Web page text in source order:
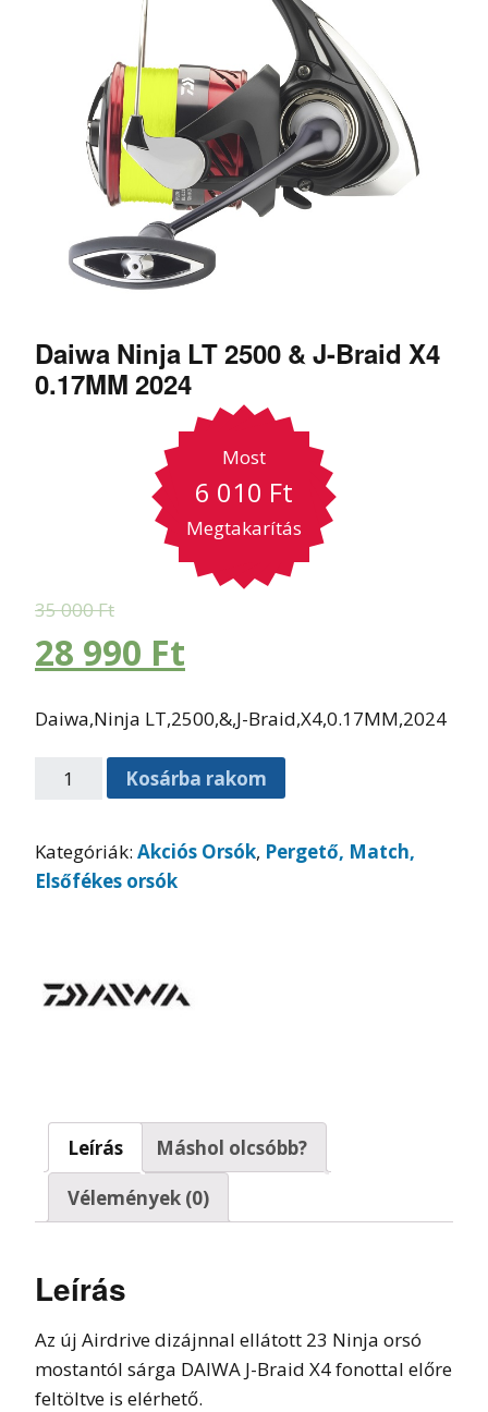
Daiwa Ninja LT 2500 & J-Braid X4
0.17MM 2024
Most
6 010 Ft
Megtakarítás
35 000Ft
28 990 Ft
Daiwa,Ninja LT,2500,&,J-Braid,X4,0.17MM,2024
Kosárba rakom
Kategóriák: Akciós Orsók, Pergető, Match,
Elsőfékes orsók
Leírás
Máshol olcsóbb?
Vélemények (0)
Leírás
Az új Airdrive dizájnnal ellátott 23 Ninja orsó
mostantól sárga DAIWA J-Braid X4 fonottal előre
feltöltve is elérhető.